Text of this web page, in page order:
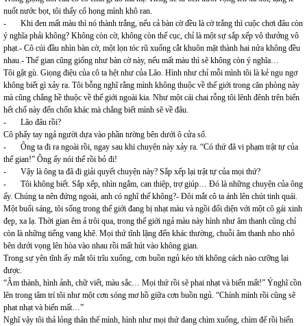
nuốt nước bọt, tôi thấy cổ họng mình khô ran.
- Khi đen mất màu thì nó thành trắng, nếu cả bàn cờ đều là cờ trắng thì cuộc chơi đâu còn
ý nghĩa phải không? Không còn cờ, không còn thế cục, chỉ là một sự sắp xếp vô thưởng vô
phạt.- Cô cúi đầu nhìn bàn cờ, một lọn tóc rũ xuống cắt khuôn mặt thành hai nửa không đều
nhau.- Thế gian cũng giống như bàn cờ này, nếu mất màu thì sẽ không còn ý nghĩa…
Tôi gật gù. Giọng điệu của cô ta hệt như của Lão. Hình như chỉ mỗi mình tôi là kẻ ngu ngơ
không biết gì xảy ra. Tôi bỗng nghĩ rằng mình không thuộc về thế giới trong căn phòng này
mà cũng chẳng hề thuộc về thế giới ngoài kia. Như một cái chai rỗng tôi lênh đênh trên biển
hết chố này đến chốn khác mà chẳng biết mình sẽ về đâu.
- Lão đâu rồi?
Cô phẩy tay ngả người dựa vào phần tường bên dưới ô cửa sổ.
- Ông ta đi ra ngoài rồi, ngay sau khi chuyện này xảy ra. “Có thứ đã vi phạm trật tự của
thế gian!” Ông ấy nói thế rồi bỏ đi!
- Vậy là ông ta đã đi giải quyết chuyện này? Sắp xếp lại trật tự của mọi thứ?
- Tôi không biết. Sắp xếp, nhìn ngắm, can thiệp, trợ giúp… Đó là những chuyện của ông
ấy. Chúng ta nên đứng ngoài, anh có nghĩ thế không?- Đôi mắt cô ta ánh lên chút tinh quái.
Một buổi sáng, tôi sống trong thế giới đang bị nhạt màu và ngồi đối diện với một cô gái xinh
đẹp, xa lạ. Thời gian êm ả trôi qua, trong thế giới ngả màu này hình như âm thanh cũng chỉ
còn là những tiếng vang khẽ. Mọi thứ tĩnh lặng đến khác thường, chuỗi âm thanh nho nhỏ
bên dưới vọng lên hòa vào nhau rồi mất hút vào không gian.
Trong sự yên tĩnh ấy mắt tôi trĩu xuống, cơn buồn ngủ kéo tới không cách nào cưỡng lại
được.
“Âm thành, hình ảnh, chữ viết, màu sắc… Mọi thứ rồi sẽ phai nhạt và biến mất!” Ýnghĩ cồn
lên trong tâm trí tôi như một cơn sóng mơ hồ giữa cơn buồn ngủ. “Chính mình rồi cũng sẽ
phat nhạt và biến mất…”
Nghĩ vậy tôi thả lỏng thân thể mình, hình như mọi thứ đang chìm xuống, chìm để rồi biến